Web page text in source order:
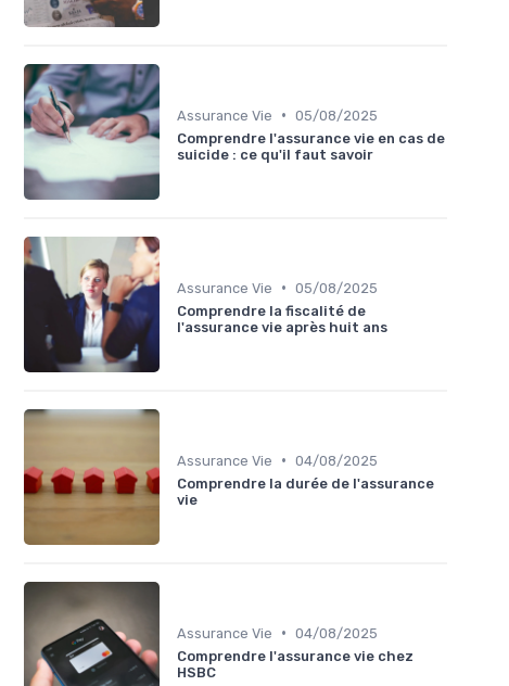
Assurance Vie • 05/08/2025
Comprendre l'assurance vie en cas de
suicide : ce qu'il faut savoir
Assurance Vie • 05/08/2025
Comprendre la fiscalité de
l'assurance vie après huit ans
Assurance Vie • 04/08/2025
Comprendre la durée de l'assurance
vie
Assurance Vie • 04/08/2025
Comprendre l'assurance vie chez
HSBC